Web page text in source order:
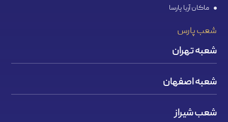
ماکان آریا پارسا
شعب پارس
شعبه تهران
شعبه اصفهان
شعب شیراز